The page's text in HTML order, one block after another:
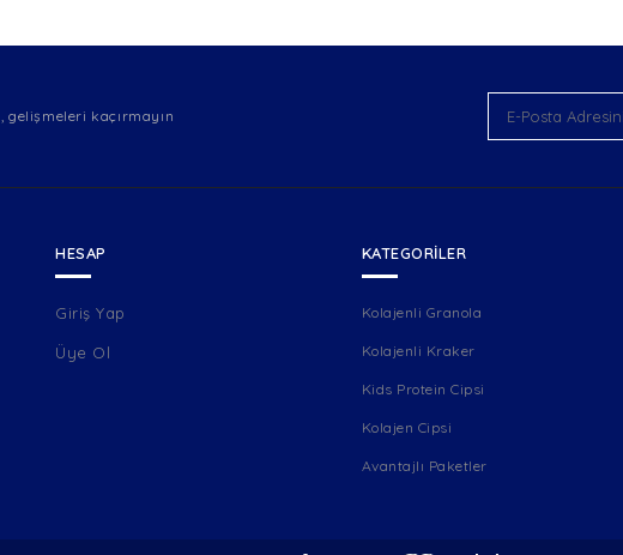
gelişmeleri kaçırmayın
HESAP
Giriş Yap
Üye Ol
KATEGORILER
Kolajenli Granola
Kolajenli Kraker
Kids Protein Cipsi
Kolajen Cipsi
Avantajlı Paketler